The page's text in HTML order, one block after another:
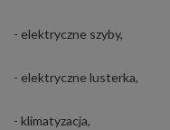
- elektryczne szyby,
- elektryczne lusterka,
- klimatyzacja,